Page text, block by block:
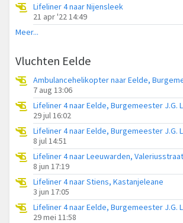
Lifeliner 4 naar Nijensleek
21 apr '22 14:49
Meer...
Vluchten Eelde
7 aug 13:06
29 jul 16:02
8 jul 14:51
Lifeliner 4 naar Leeuwarden, Valeriusstraat
8 jun 17:19
Lifeliner 4 naar Stiens, Kastanjeleane
3 jun 17:05
29 mei 11:58